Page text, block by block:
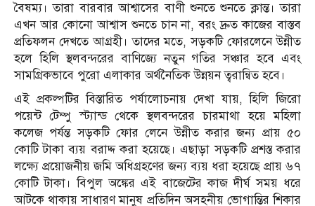
বৈষম্য। তারা বারবার আশ্বাসের বাণী শুনতে শুনতে ক্লান্ত। তারা
এখন আর কোনো আশ্বাস শুনতে চান না, বরং দ্রুত কাজের বাস্তব
প্রতিফলন দেখতে আগ্রহী। তাদের মতে, সড়কটি ফোরলেনে উন্নীত
হলে হিলি স্থলবন্দরের বাণিজ্যে নতুন গতির সঞ্চার হবে এবং
সামগ্রিকভাবে পুরো এলাকার অর্থনৈতিক উন্নয়ন ত্বরান্বিত হবে।
এই প্রকল্পটির বিস্তারিত পর্যালোচনায় দেখা যায়, হিলি জিরো
পয়েন্ট টেম্পু স্ট্যান্ড থেকে স্থলবন্দরের চারমাথা হয়ে মহিলা
কলেজ পর্যন্ত সড়কটি ফোর লেনে উন্নীত করার জন্য প্রায় ৫০
কোটি টাকা ব্যয় বরাদ্দ করা হয়েছে। এছাড়া সড়কটি প্রশস্ত করার
লক্ষ্যে প্রয়োজনীয় জমি অধিগ্রহণের জন্য ব্যয় ধরা হয়েছে প্রায় ৬৭
কোটি টাকা। বিপুল অঙ্কের এই বাজেটের কাজ দীর্ঘ সময় ধরে
আটকে থাকায় সাধারণ মানুষ প্রতিদিন অসহনীয় ভোগান্তির শিকার